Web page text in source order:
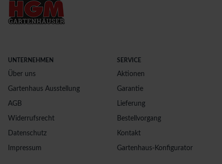
UNTERNEHMEN
Über uns
Gartenhaus Ausstellung
AGB
Widerrufsrecht
Datenschutz
Impressum
SERVICE
Aktionen
Garantie
Lieferung
Bestellvorgang
Kontakt
Gartenhaus-Konfigurator